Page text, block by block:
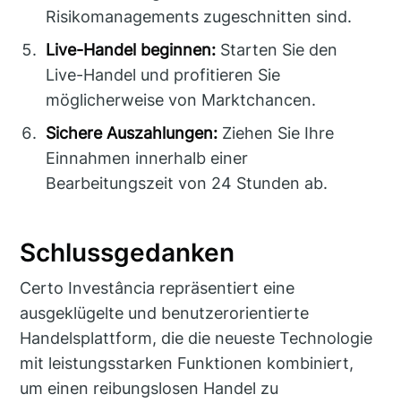
Risikomanagements zugeschnitten sind.
Live-Handel beginnen: Starten Sie den
Live-Handel und profitieren Sie
möglicherweise von Marktchancen.
Sichere Auszahlungen: Ziehen Sie Ihre
Einnahmen innerhalb einer
Bearbeitungszeit von 24 Stunden ab.
Schlussgedanken
Certo Investância repräsentiert eine
ausgeklügelte und benutzerorientierte
Handelsplattform, die die neueste Technologie
mit leistungsstarken Funktionen kombiniert,
um einen reibungslosen Handel zu